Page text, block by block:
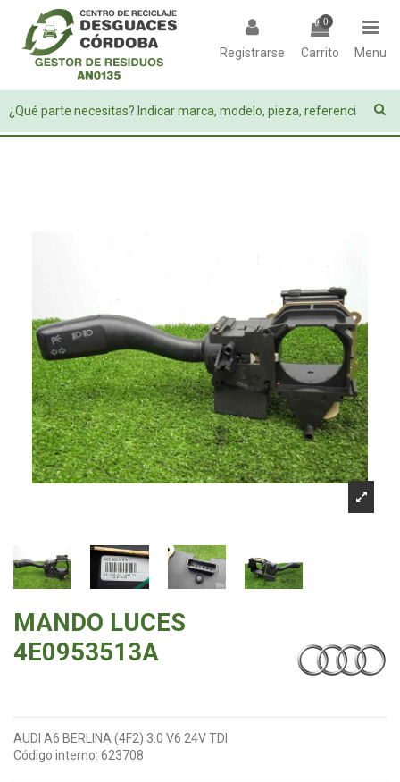
Registrarse
0
Carrito Menu
MANDO LUCES
4E0953513A
AUDI A6 BERLINA (4F2) 3.0 V6 24V TDI
Código interno: 623708